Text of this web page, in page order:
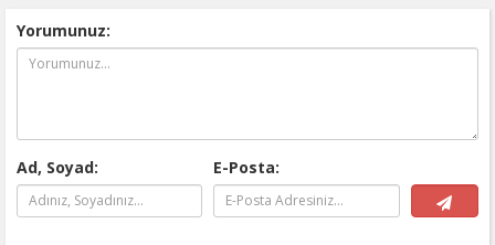
Yorumunuz:
Ad, Soyad: E-Posta: